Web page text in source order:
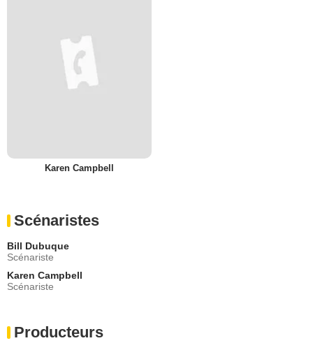
Karen Campbell
Scénaristes
Bill Dubuque
Scénariste
Karen Campbell
Scénariste
Producteurs